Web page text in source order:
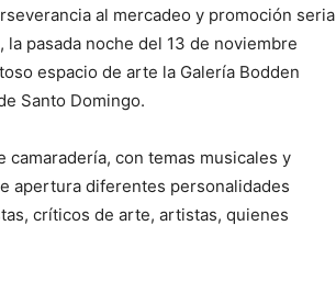
al mercadeo y promoción seria
pasada noche del 13 de noviembre
espacio de arte la Galería Bodden
Santo Domingo.
camaradería, con temas musicales y
apertura diferentes personalidades
críticos de arte, artistas, quienes